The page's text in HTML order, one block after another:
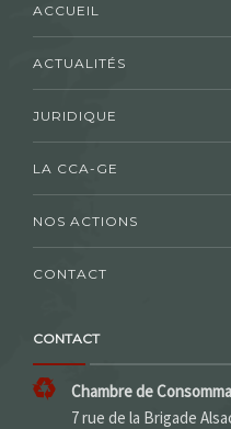
ACCUEIL
ACTUALITÉS
JURIDIQUE
LA CCA-GE
NOS ACTIONS
CONTACT
CONTACT
Chambre de
7 rue de la Brigade